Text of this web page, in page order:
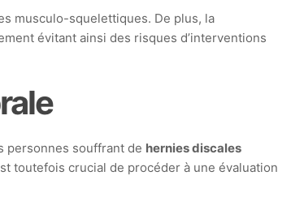
musculo-squelettiques. De plus, la
évitant ainsi des risques d’interventions
personnes souffrant de hernies discales
toutefois crucial de procéder à une évaluation